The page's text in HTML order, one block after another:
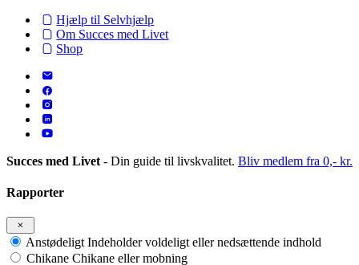
Hjælp til Selvhjælp
Om Succes med Livet
Shop
Succes med Livet - Din guide til livskvalitet. Bliv medlem fra 0,- kr.
Rapporter
Anstødeligt Indeholder voldeligt eller nedsættende indhold
Chikane Chikane eller mobning